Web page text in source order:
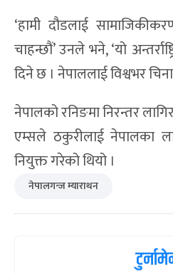
‘हामी दौडलाई
चाहन्छौं’ उनले भने, ‘यो
दिने छ । नेपाललाई विश्वभर
नेपालको रनिङमा निरन्तर
एम्सले ठकुरीलाई नेपालका
नियुक्त गरेको थियो ।
नेपालगन्ज म्याराथन